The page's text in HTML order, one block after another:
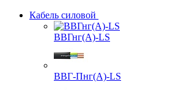
Кабель силовой
ВВГнг(А)-LS
ВВГ-Пнг(А)-LS